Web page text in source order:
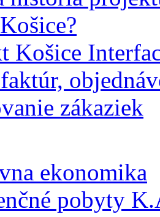
Košice
zákaziek
ekonomika
pobyty